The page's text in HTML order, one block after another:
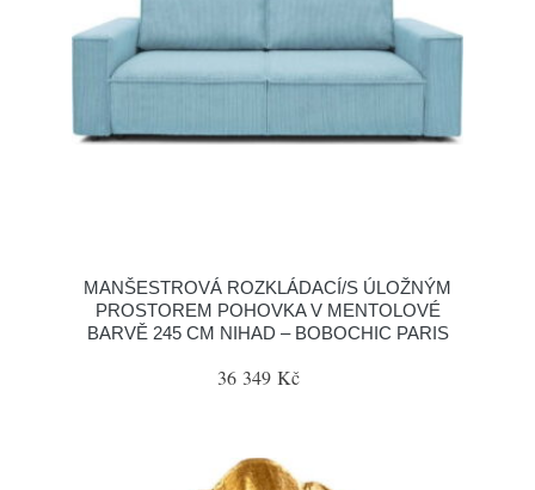
MANŠESTROVÁ ROZKLÁDACÍ/S ÚLOŽNÝM
PROSTOREM POHOVKA V MENTOLOVÉ
BARVĚ 245 CM NIHAD – BOBOCHIC PARIS
36 349 Kč